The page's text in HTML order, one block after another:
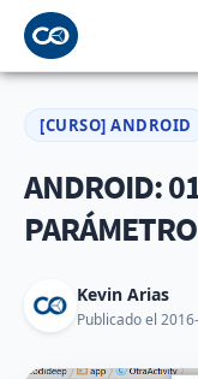
[CURSO] ANDROID
ANDROID:
Kevin Arias
Publicado el